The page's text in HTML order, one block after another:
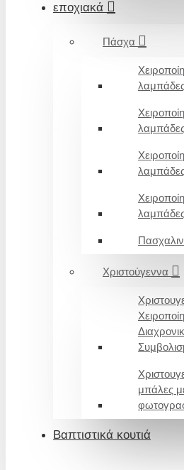
εποχιακά
Πάσχα
λαμπάδες
Χριστούγεννα
μπάλες
Βαπτιστικά κουτιά